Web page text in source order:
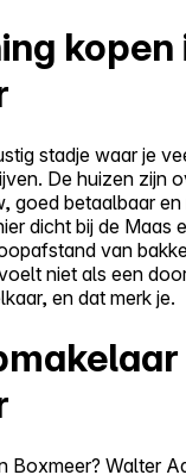
kopen
stadje waar je
De huizen zijn
goed betaalbaar en
dicht bij de Maas
van
niet als een
en dat merk je.
Boxmeer? Walter